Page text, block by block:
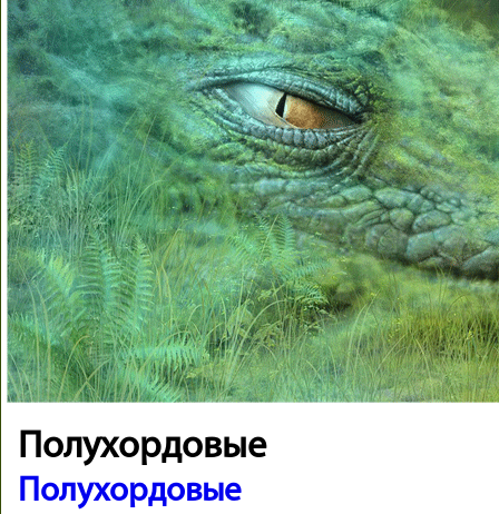
Полухордовые
Полухордовые